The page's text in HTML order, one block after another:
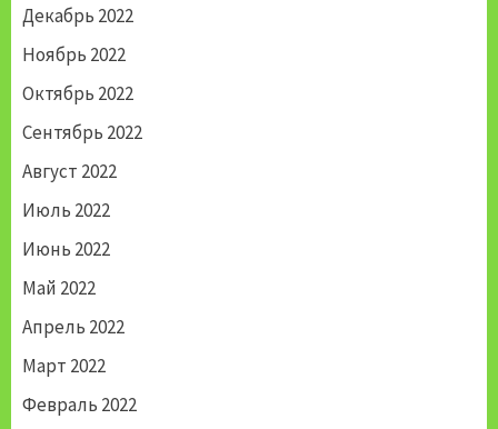
Декабрь 2022
Ноябрь 2022
Октябрь 2022
Сентябрь 2022
Август 2022
Июль 2022
Июнь 2022
Май 2022
Апрель 2022
Март 2022
Февраль 2022